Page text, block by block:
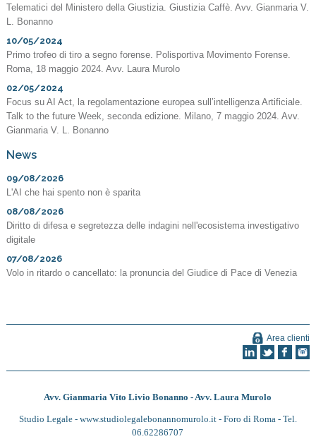
Telematici del Ministero della Giustizia. Giustizia Caffè. Avv. Gianmaria V.
L. Bonanno
10/05/2024
Primo trofeo di tiro a segno forense. Polisportiva Movimento Forense.
Roma, 18 maggio 2024. Avv. Laura Murolo
02/05/2024
Focus su AI Act, la regolamentazione europea sull’intelligenza Artificiale.
Talk to the future Week, seconda edizione. Milano, 7 maggio 2024. Avv.
Gianmaria V. L. Bonanno
News
09/08/2026
L'AI che hai spento non è sparita
08/08/2026
Diritto di difesa e segretezza delle indagini nell'ecosistema investigativo
digitale
07/08/2026
Volo in ritardo o cancellato: la pronuncia del Giudice di Pace di Venezia
Area clienti
Avv. Gianmaria Vito Livio Bonanno - Avv. Laura Murolo
Studio Legale - www.studiolegalebonannomurolo.it - Foro di Roma - Tel.
06.62286707